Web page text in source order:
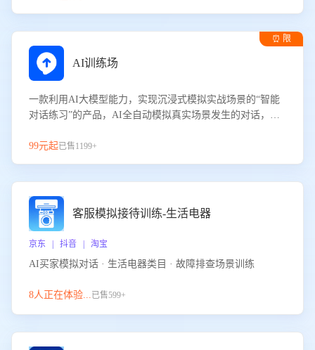
⏰ 限
AI训练场
一款利用AI大模型能力，实现沉浸式模拟实战场景的“智能
对话练习”的产品，AI全自动模拟真实场景发生的对话，企
服能力。
99元起已售1199+
客服模拟接待训练-生活电器
京东 | 抖音 | 淘宝
AI买家模拟对话 · 生活电器类目 · 故障排查场景训练
8人正在体验...已售599+